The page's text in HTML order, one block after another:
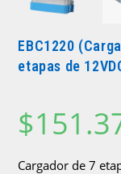
EBC1220
etapas de
$
Cargador de 7